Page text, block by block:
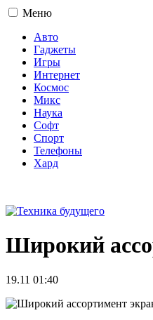
Меню
Авто
Гаджеты
Игры
Интернет
Космос
Микс
Наука
Софт
Спорт
Телефоны
Хард
Широкий
19.11 01:40